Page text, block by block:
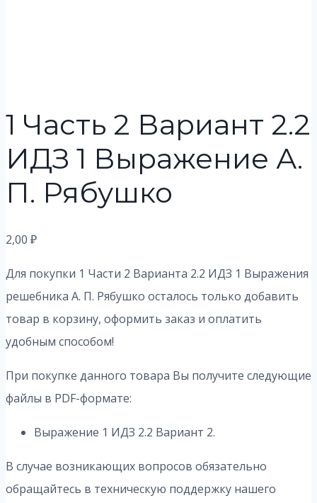
1 Часть 2 Вариант 2.2
ИДЗ 1 Выражение А.
П. Рябушко
2,00 ₽
Для покупки 1 Части 2 Варианта 2.2 ИДЗ 1 Выражения
решебника А. П. Рябушко осталось только добавить
товар в корзину, оформить заказ и оплатить
удобным способом!
При покупке данного товара Вы получите следующие
файлы в PDF-формате:
Выражение 1 ИДЗ 2.2 Вариант 2.
В случае возникающих вопросов обязательно
обращайтесь в техническую поддержку нашего